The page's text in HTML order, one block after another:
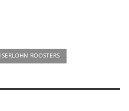
ISERLOHN ROOSTERS